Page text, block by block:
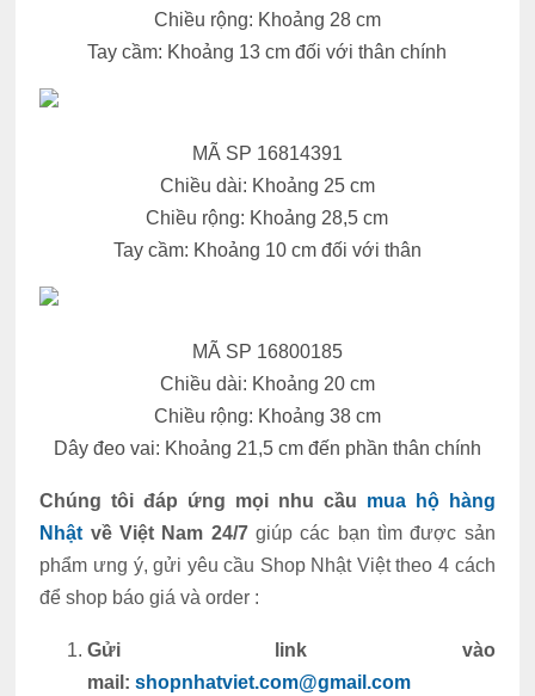
Chiều rộng: Khoảng 28 cm
Tay cầm: Khoảng 13 cm đối với thân chính
MÃ SP 16814391
Chiều dài: Khoảng 25 cm
Chiều rộng: Khoảng 28,5 cm
Tay cầm: Khoảng 10 cm đối với thân
MÃ SP 16800185
Chiều dài: Khoảng 20 cm
Chiều rộng: Khoảng 38 cm
Dây đeo vai: Khoảng 21,5 cm đến phần thân chính
Chúng tôi đáp ứng mọi nhu cầu mua hộ hàng
Nhậtvề Việt Nam 24/7giúp các bạn tìm được sản
phẩm ưng ý, gửi yêu cầu Shop Nhật Việt theo 4 cách
để shop báo giá và order :
Gửi link vào
mail:shopnhatviet.com@gmail.com